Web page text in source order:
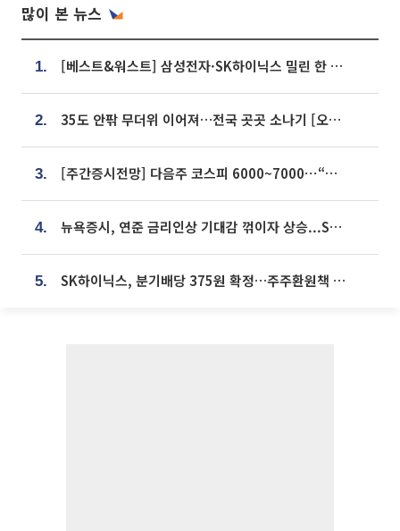
많이 본 뉴스
1. [베스트&워스트] 삼성전자·SK하이닉스 밀린 한 주…상상인증권은 85% 급등
2. 35도 안팎 무더위 이어져…전국 곳곳 소나기 [오늘 날씨]
3. [주간증시전망] 다음주 코스피 6000~7000⋯“外人 수급은 정책이 변수”
4. 뉴욕증시, 연준 금리인상 기대감 꺾이자 상승...S&P500 사상 최고치 [종합]
5. SK하이닉스, 분기배당 375원 확정…주주환원책 9월로 앞당겨 발표